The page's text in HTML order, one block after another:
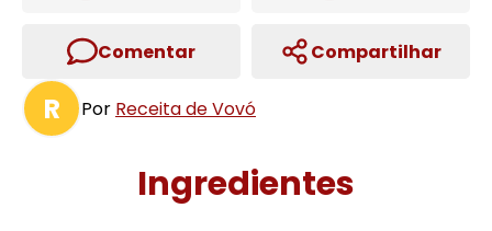
Comentar Compartilhar
R Por Receita de Vovó
Ingredientes